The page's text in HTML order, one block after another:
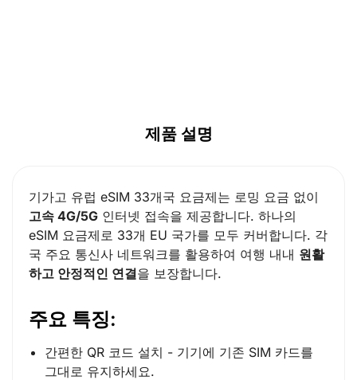
제품 설명
기가고 유럽 eSIM 33개국 요금제는 로밍 요금 없이
고속 4G/5G 인터넷 접속을 제공합니다. 하나의
eSIM 요금제로 33개 EU 국가를 모두 커버합니다. 각
국 주요 통신사 네트워크를 활용하여 여행 내내 원활
하고 안정적인 연결을 보장합니다.
주요 특징:
간편한 QR 코드 설치 - 기기에 기존 SIM 카드를
그대로 유지하세요.